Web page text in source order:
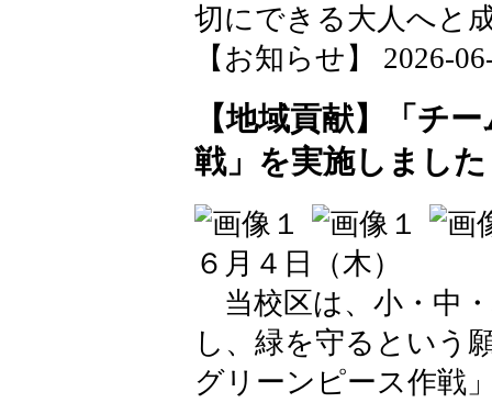
切にできる大人へと
【お知らせ】 2026-
【地域貢献】「チ
戦」を実施しまし
６月４日（木）
当校区は、小・中
し、緑を守るという
グリーンピース作戦